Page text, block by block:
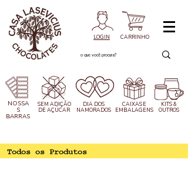
LOGIN CARRINHO
NOSSA
S
BARRAS
SEM ADIÇÃO
DE AÇÚCAR
DIA DOS
NAMORADOS
CAIXASE
EMBALAGENS
KITS &
OUTROS
Todos os Produtos